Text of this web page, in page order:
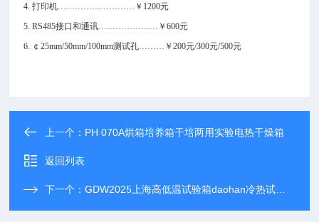
4. 打印机………………………￥1200元
5. RS485接口和通讯…………………￥600元
6. ￠25mm/50mm/100mm测试孔………￥200元/300元/500元
上一个： PH 070A烘箱培养箱干培两用实验电热干燥箱
返回列表
下一个：GDW2025上海高低温试验箱daohan冷热试验环境箱